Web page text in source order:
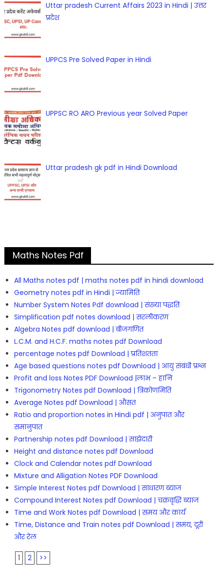
Uttar pradesh Current Affairs 2023 in Hindi | उत्तर
प्रदेश
UPPCS Pre Solved Paper in Hindi
UPPSC RO ARO Previous year Solved Paper
Uttar pradesh gk pdf in Hindi Download
Maths Notes Pdf
All Maths notes pdf | maths notes pdf in hindi download
Geometry notes pdf in Hindi | ज्यामिति
Number System Notes Pdf download | संख्या पद्धति
Simplification pdf notes download | सरलीकरण
Algebra Notes pdf download | बीजगणित
L.C.M. and H.C.F. maths notes pdf Download
percentage notes pdf Download | प्रतिशतता
Age based questions notes pdf Download | आयु संबंधी प्रश्न
Profit and loss Notes PDF Download |लाभ – हानि
Trigonometry Notes pdf Download | त्रिकोणमिति
Average Notes pdf Download | औसत
Ratio and proportion notes in Hindi pdf | अनुपात और
समानुपात
Partnership notes pdf Download | साझेदारी
Height and distance notes pdf Download
Clock and Calendar notes pdf Download
Mixture and Alligation Notes PDF Download
Simple Interest Notes pdf Download | साधारण ब्याज
Compound Interest Notes pdf Download | चक्रवृद्धि ब्याज
Time and Work Notes pdf Download | समय और कार्य
Time, Distance and Train notes pdf Download | समय, दूरी
और रेल
1 2 >>